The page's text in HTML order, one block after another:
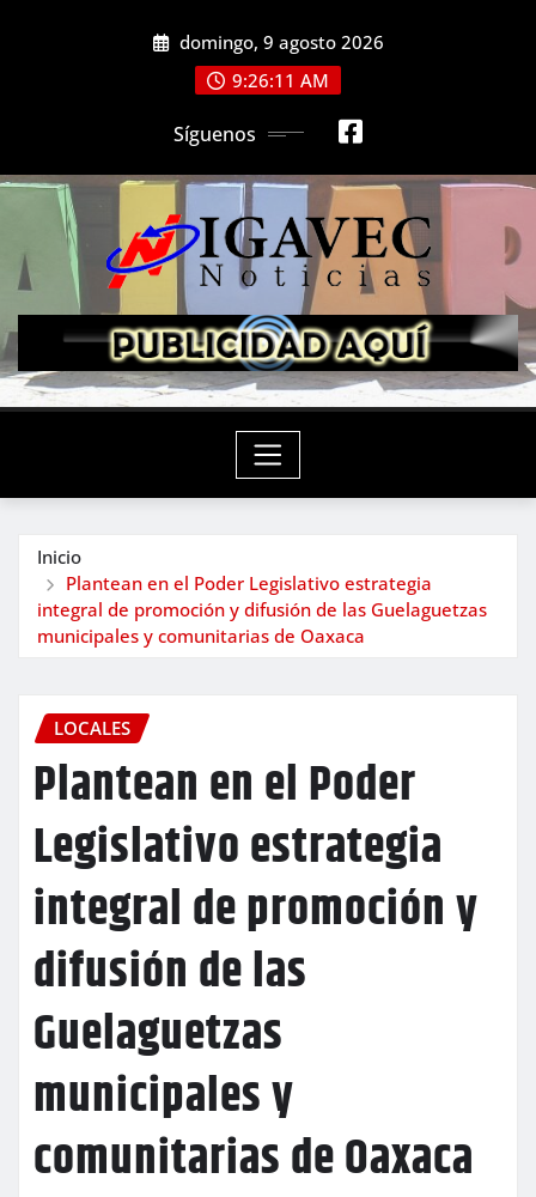
domingo, 9 agosto 2026
9:26:13 AM
Síguenos
Inicio
Plantean en el Poder Legislativo estrategia
integral de promoción y difusión de las Guelaguetzas
municipales y comunitarias de Oaxaca
LOCALES
Plantean en el Poder
Legislativo estrategia
integral de promoción y
difusión de las
Guelaguetzas
municipales y
comunitarias de Oaxaca